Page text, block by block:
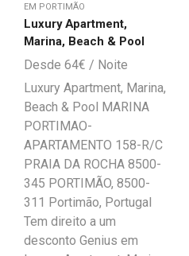
EM PORTIMÃO
Luxury Apartment,
Marina, Beach & Pool
64€
Luxury Apartment, Marina,
Beach & Pool MARINA
PORTIMAO-
APARTAMENTO 158-R/C
PRAIA DA ROCHA 8500-
345 PORTIMÃO, 8500-
311 Portimão, Portugal
Tem direito a um
desconto Genius em